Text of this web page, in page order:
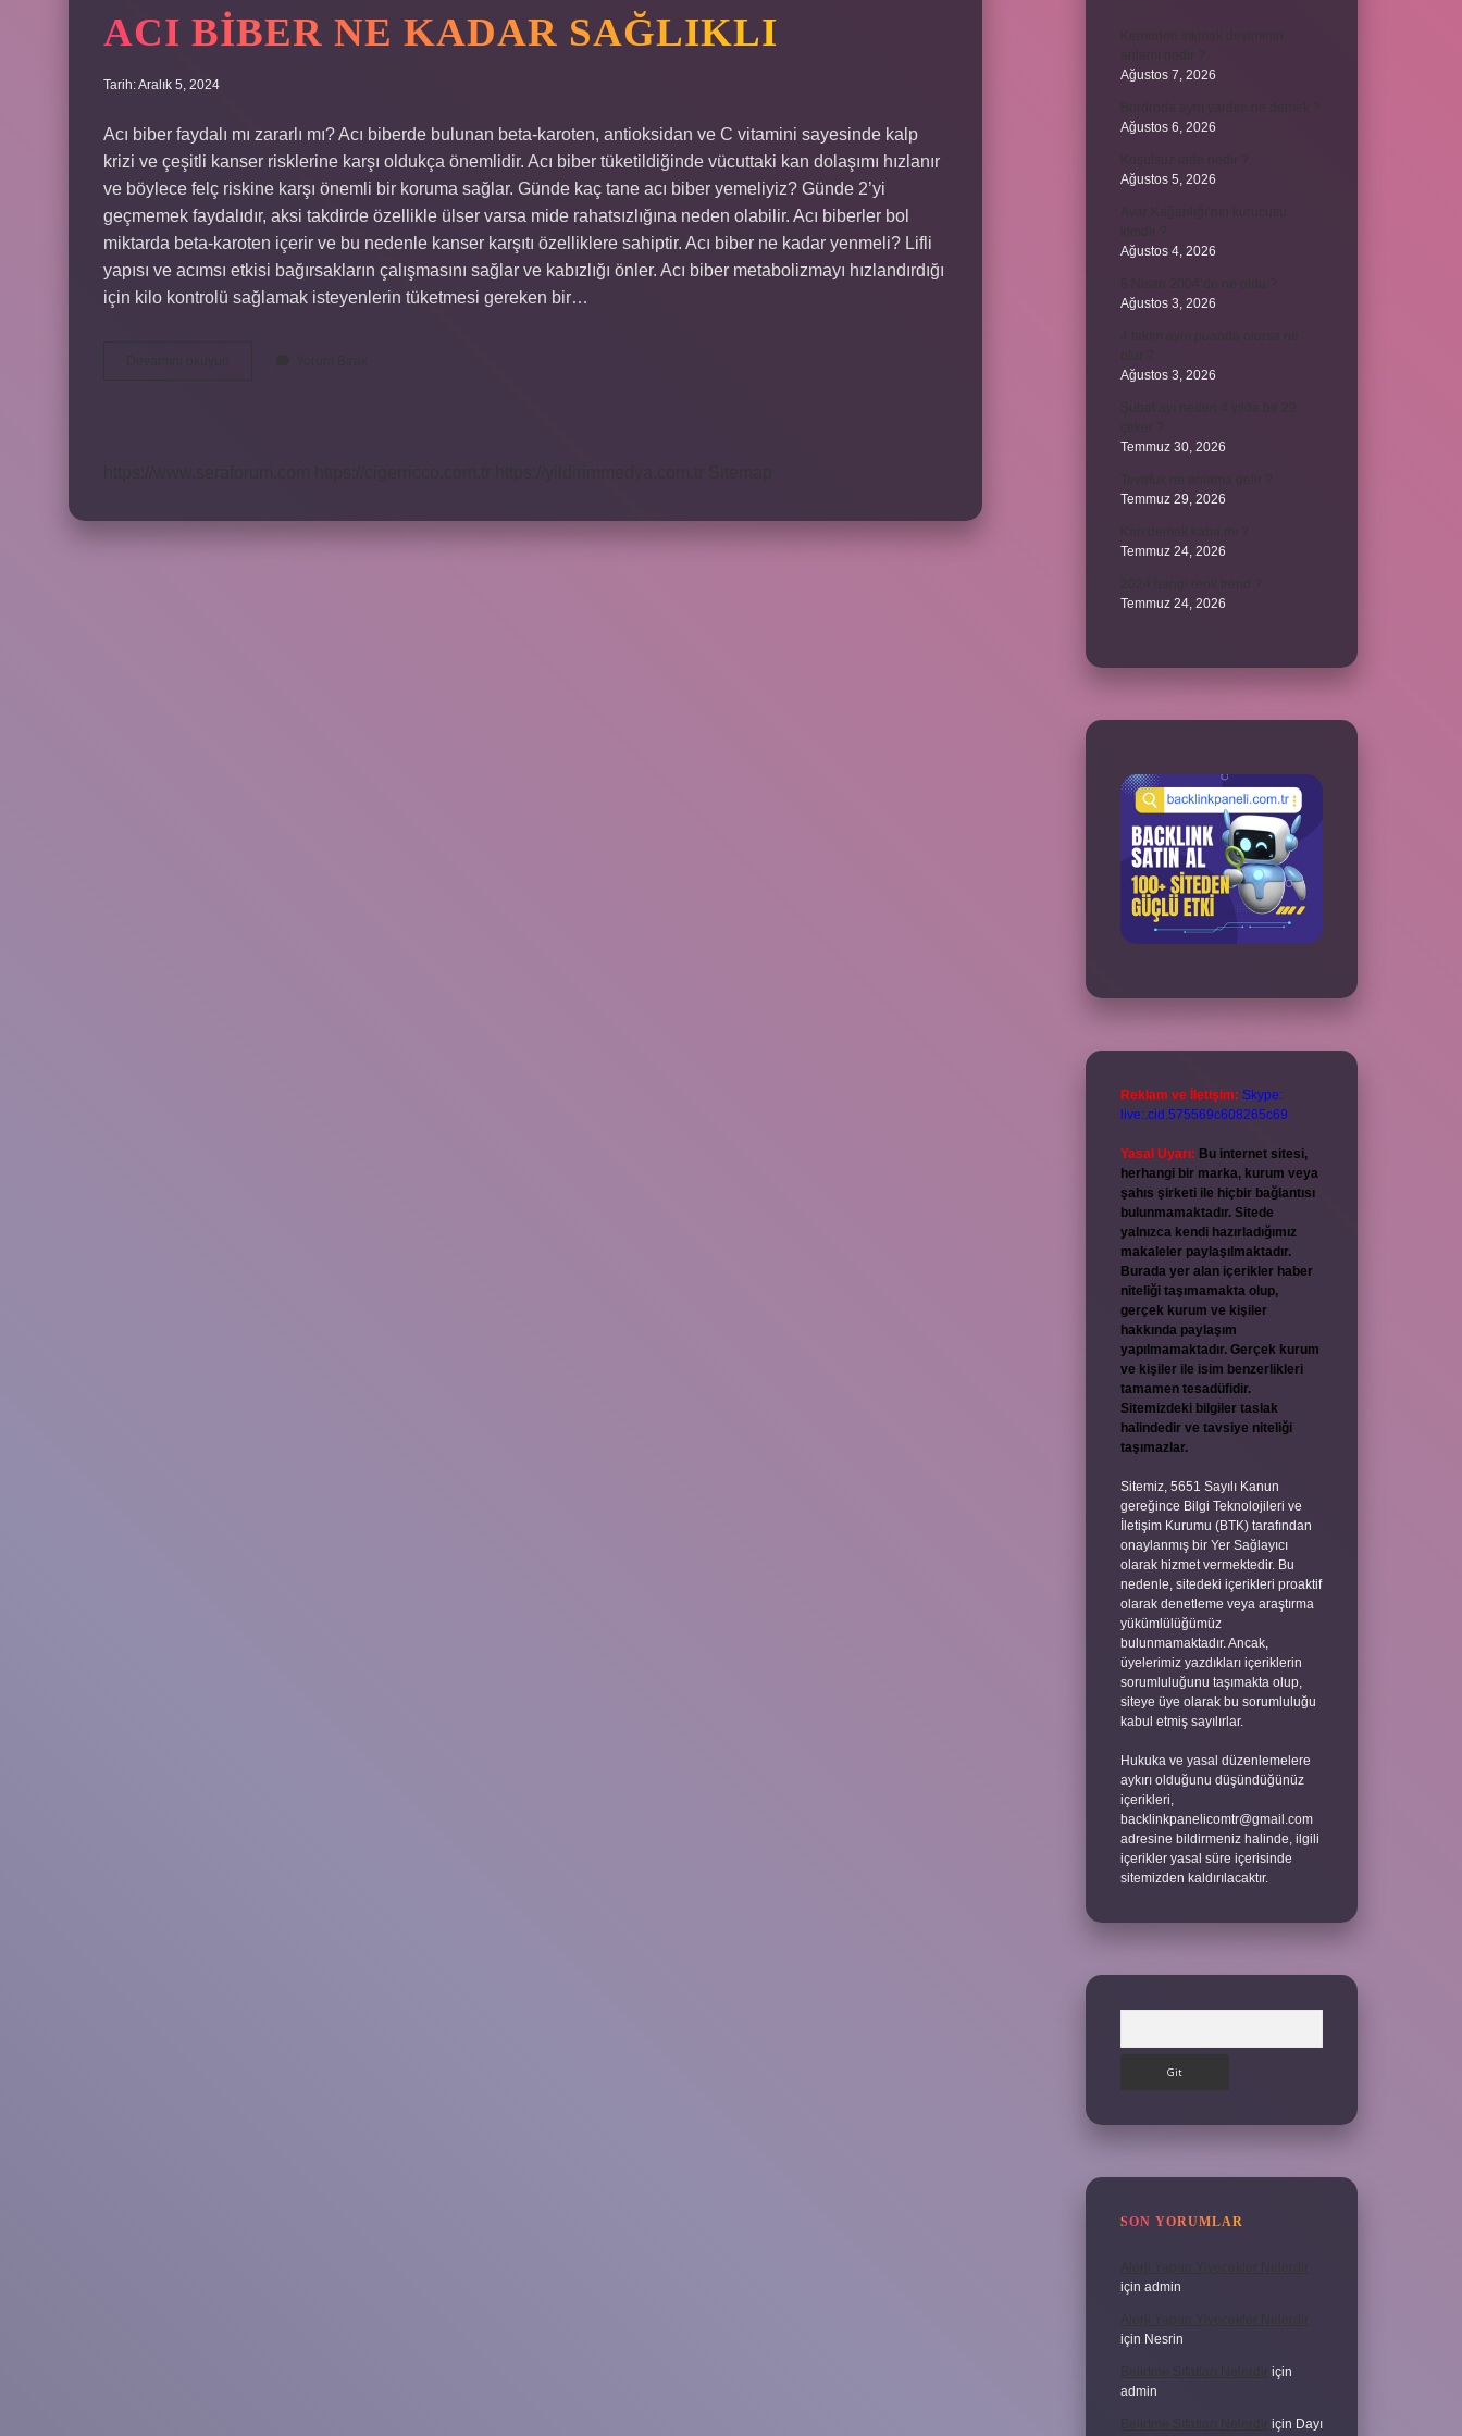
ACI BIBER NE KADAR SAĞLIKLI
Tarih: Aralık 5, 2024
Acı biber faydalı mı zararlı mı? Acı biberde bulunan beta-karoten, antioksidan ve C vitamini sayesinde kalp
krizi ve çeşitli kanser risklerine karşı oldukça önemlidir. Acı biber tüketildiğinde vücuttaki kan dolaşımı hızlanır
ve böylece felç riskine karşı önemli bir koruma sağlar. Günde kaç tane acı biber yemeliyiz? Günde 2’yi
geçmemek faydalıdır, aksi takdirde özellikle ülser varsa mide rahatsızlığına neden olabilir. Acı biberler bol
miktarda beta-karoten içerir ve bu nedenle kanser karşıtı özelliklere sahiptir. Acı biber ne kadar yenmeli? Lifli
yapısı ve acımsı etkisi bağırsakların çalışmasını sağlar ve kabızlığı önler. Acı biber metabolizmayı hızlandırdığı
için kilo kontrolü sağlamak isteyenlerin tüketmesi gereken bir…
Ağustos 7, 2026
Ağustos 6, 2026
Ağustos 5, 2026
Ağustos 4, 2026
Ağustos 3, 2026
Ağustos 3, 2026
Temmuz 30, 2026
Temmuz 29, 2026
Temmuz 24, 2026
Temmuz 24, 2026
Reklam ve İletişim: Skype:
live:.cid.575569c608265c69
Yasal Uyarı: Bu internet sitesi,
herhangi bir marka, kurum veya
şahıs şirketi ile hiçbir bağlantısı
bulunmamaktadır. Sitede
yalnızca kendi hazırladığımız
makaleler paylaşılmaktadır.
Burada yer alan içerikler haber
niteliği taşımamakta olup,
gerçek kurum ve kişiler
hakkında paylaşım
yapılmamaktadır. Gerçek kurum
ve kişiler ile isim benzerlikleri
tamamen tesadüfidir.
Sitemizdeki bilgiler taslak
halindedir ve tavsiye niteliği
taşımazlar.
Sitemiz, 5651 Sayılı Kanun
gereğince Bilgi Teknolojileri ve
İletişim Kurumu (BTK) tarafından
onaylanmış bir Yer Sağlayıcı
olarak hizmet vermektedir. Bu
nedenle, sitedeki içerikleri proaktif
olarak denetleme veya araştırma
yükümlülüğümüz
bulunmamaktadır. Ancak,
üyelerimiz yazdıkları içeriklerin
sorumluluğunu taşımakta olup,
siteye üye olarak bu sorumluluğu
kabul etmiş sayılırlar.
Hukuka ve yasal düzenlemelere
aykırı olduğunu düşündüğünüz
içerikleri,
backlinkpanelicomtr@gmail.com
adresine bildirmeniz halinde, ilgili
içerikler yasal süre içerisinde
sitemizden kaldırılacaktır.
SON YORUMLAR
Alerji Yapan Yiyecekler Nelerdir
için admin
Alerji Yapan Yiyecekler Nelerdir
için Nesrin
Belirtme Sıfatları Nelerdir için
admin
Belirtme Sıfatları Nelerdir için Dayı